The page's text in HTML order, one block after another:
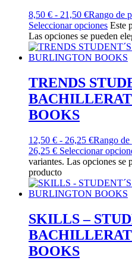
8,50 € - 21,50 €Rango de
Seleccionar opciones Este
Las opciones se pueden
TRENDS
BOOKS
12,50 € - 26,25 €Rango de
26,25 € Seleccionar
variantes. Las opciones se
producto
SKILLS –
BOOKS